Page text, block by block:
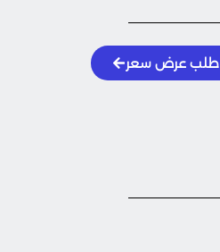
طلب عرض سعر